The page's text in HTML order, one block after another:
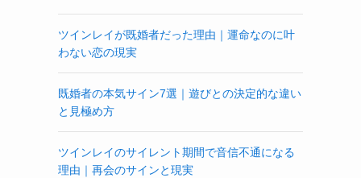
ツインレイが既婚者だった理由｜運命なのに叶
わない恋の現実
既婚者の本気サイン7選｜遊びとの決定的な違い
と見極め方
ツインレイのサイレント期間で音信不通になる
理由｜再会のサインと現実